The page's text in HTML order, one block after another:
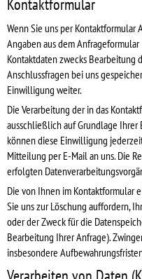
Wenn Sie uns per Kontaktformular
Angaben aus dem
Kontaktdaten zwecks
Anschlussfragen bei uns
Einwilligung weiter.
Die Verarbeitung der in das
ausschließlich auf Grundlage Ihrer
können diese Einwilligung
Mitteilung per E-Mail an uns. Die
erfolgten
Die von Ihnen im Kontaktformular
Sie uns zur Löschung auffordern,
oder der Zweck für die
Bearbeitung Ihrer Anfrage).
insbesondere
Verarbeiten von Daten